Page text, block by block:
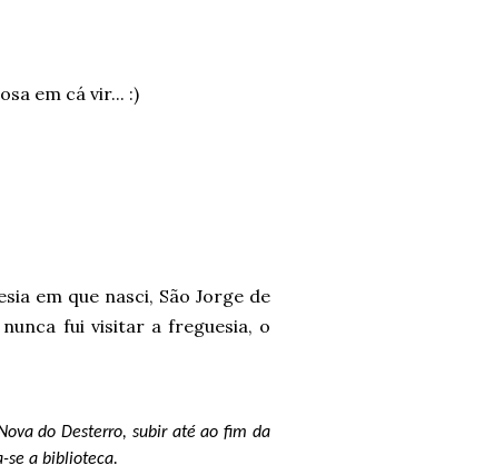
em cá vir... :)
em que nasci, São Jorge de
fui visitar a freguesia, o
do Desterro, subir até ao fim da
se a biblioteca.